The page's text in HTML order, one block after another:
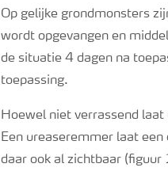
Op gelijke grondmonsters
wordt opgevangen en
de situatie 4 dagen na
toepassing.
Hoewel niet verrassend
Een ureaseremmer laat een
daar ook al zichtbaar (figuur